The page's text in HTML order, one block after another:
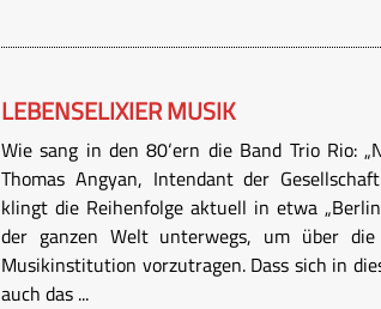
LEBENSELIXIER MUSIK
Wie sang in den 80‘ern die Band Trio Rio:
Thomas Angyan, Intendant der
klingt die Reihenfolge aktuell in etwa
der ganzen Welt unterwegs, um über
Musikinstitution vorzutragen. Dass sich in
auch das ...